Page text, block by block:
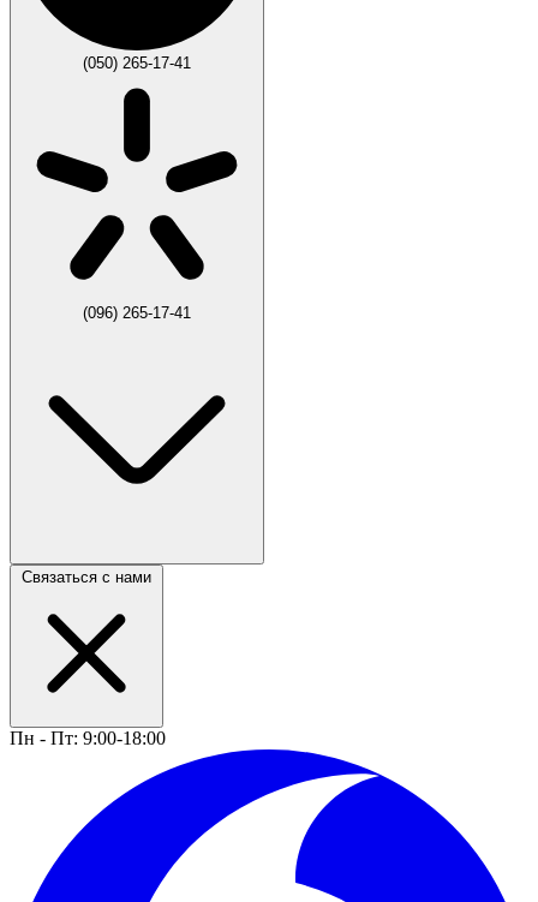
(050) 265-17-41
(096) 265-17-41
Связаться с нами
Пн - Пт: 9:00-18:00